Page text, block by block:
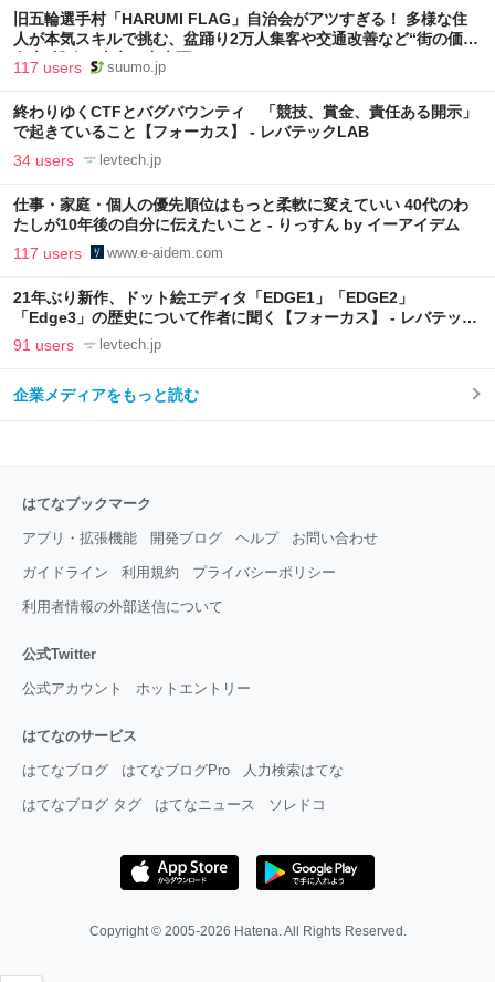
旧五輪選手村「HARUMI FLAG」自治会がアツすぎる！ 多様な住
人が本気スキルで挑む、盆踊り2万人集客や交通改善など“街の価値
向上”戦略 東京・中央区
117 users suumo.jp
終わりゆくCTFとバグバウンティ 「競技、賞金、責任ある開示」
で起きていること【フォーカス】 - レバテックLAB
34 users levtech.jp
仕事・家庭・個人の優先順位はもっと柔軟に変えていい 40代のわ
たしが10年後の自分に伝えたいこと - りっすん by イーアイデム
117 users www.e-aidem.com
21年ぶり新作、ドット絵エディタ「EDGE1」「EDGE2」
「Edge3」の歴史について作者に聞く【フォーカス】 - レバテック
LAB
91 users levtech.jp
企業メディアをもっと読む
はてなブックマーク
アプリ・拡張機能 開発ブログ ヘルプ お問い合わせ
ガイドライン 利用規約 プライバシーポリシー
利用者情報の外部送信について
公式Twitter
公式アカウント ホットエントリー
はてなのサービス
はてなブログ はてなブログPro 人力検索はてな
はてなブログ タグ はてなニュース ソレドコ
Copyright © 2005-2026 Hatena. All Rights Reserved.